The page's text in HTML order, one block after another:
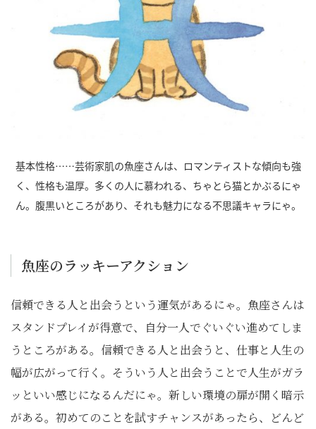
基本性格……芸術家肌の魚座さんは、ロマンティストな傾向も強
く、性格も温厚。多くの人に慕われる、ちゃとら猫とかぶるにゃ
ん。腹黒いところがあり、それも魅力になる不思議キャラにゃ。
魚座のラッキーアクション
信頼できる人と出会うという運気があるにゃ。魚座さんは
スタンドプレイが得意で、自分一人でぐいぐい進めてしま
うところがある。信頼できる人と出会うと、仕事と人生の
幅が広がって行く。そういう人と出会うことで人生がガラ
ッといい感じになるんだにゃ。新しい環境の扉が開く暗示
がある。初めてのことを試すチャンスがあったら、どんど